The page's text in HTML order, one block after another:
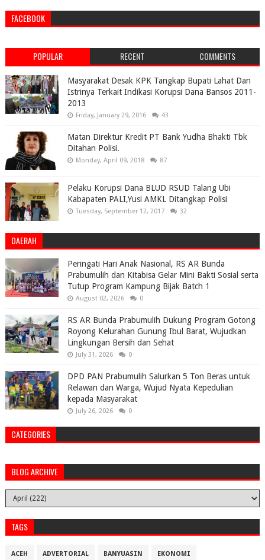
FACEBOOK
POPULAR RECENT COMMENTS
Masyarakat Desak KPK Tangkap Bupati Lahat Dan
Istrinya Terkait Indikasi Korupsi Dana Bansos 2011-
2013
Friday, January 29, 2016 43
Matan Direktur Kredit PT Bank Yudha Bhakti Tbk
Ditahan Polisi.
Monday, April 09, 2018 87
Pelaku Korupsi Dana BLUD RSUD Talang Ubi
Kabapaten PALI,Yusi AMKL Ditangkap Polisi
Tuesday, September 12, 2017 32
DAERAH
Peringati Hari Anak Nasional, RS AR Bunda
Prabumulih dan Kitabisa Gelar Mini Bakti Sosial serta
Tutup Program Kampung Bijak Batch 1
August 02, 2026 0
RS AR Bunda Prabumulih Dukung Program Gotong
Royong Kelurahan Gunung Ibul Barat, Wujudkan
Lingkungan Bersih dan Sehat
July 31, 2026 0
DPD PAN Prabumulih Salurkan 5 Ton Beras untuk
Relawan dan Warga, Wujud Nyata Kepedulian
kepada Masyarakat
July 26, 2026 0
CATEGORIES
BLOG ARCHIVE
TAGS
ACEH ADVERTORIAL BANYUASIN EKONOMI